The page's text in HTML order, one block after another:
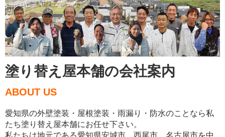
塗り替え屋本舗の会社案内
ABOUT US
愛知県の外壁塗装・屋根塗装・雨漏り・防水のことなら私
たち塗り替え屋本舗にお任せ下さい。
私たちは地元である愛知県安城市、西尾市、名古屋市を中